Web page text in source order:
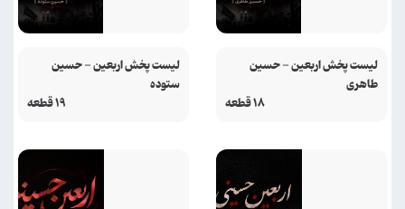
۱۸ قطعه
لیست پخش اربعین - حسین
طاهری
۱۹ قطعه
لیست پخش اربعین - حسین
ستوده